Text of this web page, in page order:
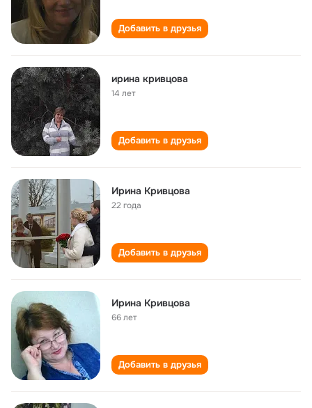
Добавить в друзья
ирина кривцова
14 лет
Добавить в друзья
Ирина Кривцова
22 года
Добавить в друзья
Ирина Кривцова
66 лет
Добавить в друзья